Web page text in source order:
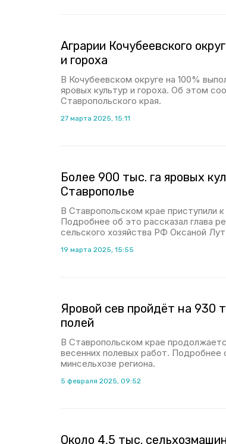
Аграрии Кочубеевского
и гороха
В Кочубеевском округе на 100%
яровых культур и гороха. Об этом
Ставропольского края.
27 марта 2025, 15:11
Более 900 тыс. га яровых
Ставрополье
В Ставропольском крае приступили
Подробнее об это рассказал глава
сельского хозяйства РФ Оксаной
19 марта 2025, 15:55
Яровой сев пройдёт на 930
полей
В Ставропольском крае
весенних полевых работ. Подробнее
минсельхозе региона.
5 февраля 2025, 09:52
Около 4,5 тыс.